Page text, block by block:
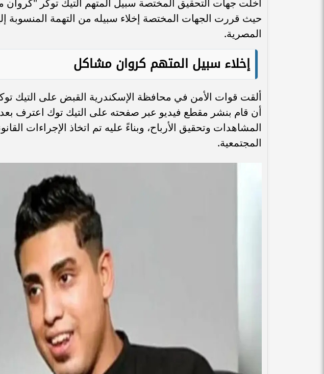
حيث قررت الجهات المختصة إخلاء سبيله من التهمة المنسوبة
المصرية.
إخلاء سبيل المتهم كروان مشاكل
ألقت قوات الأمن في محافظة الإسكندرية القبض على التيك
أن قام بنشر مقطع فيديو عبر صفحته على التيك توك اعترف
المشاهدات وتحقيق الأرباح، وبناءً عليه تم اتخاذ الإجراءات
المجتمعية.